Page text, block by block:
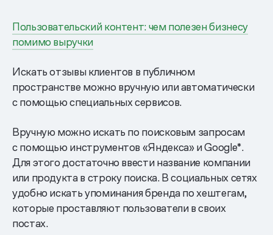
Пользовательский контент: чем полезен бизнесу
помимо выручки
Искать отзывы клиентов в публичном
пространстве можно вручную или автоматически
с помощью специальных сервисов.
Вручную можно искать по поисковым запросам
с помощью инструментов «Яндекса» и Google*.
Для этого достаточно ввести название компании
или продукта в строку поиска. В социальных сетях
удобно искать упоминания бренда по хештегам,
которые проставляют пользователи в своих
постах.